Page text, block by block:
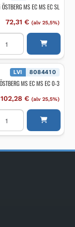
MS EC MS EC SL
72,31 € (alv 25,5%)
LVI 8084410
MS EC MS EC 0-3
102,28 € (alv 25,5%)